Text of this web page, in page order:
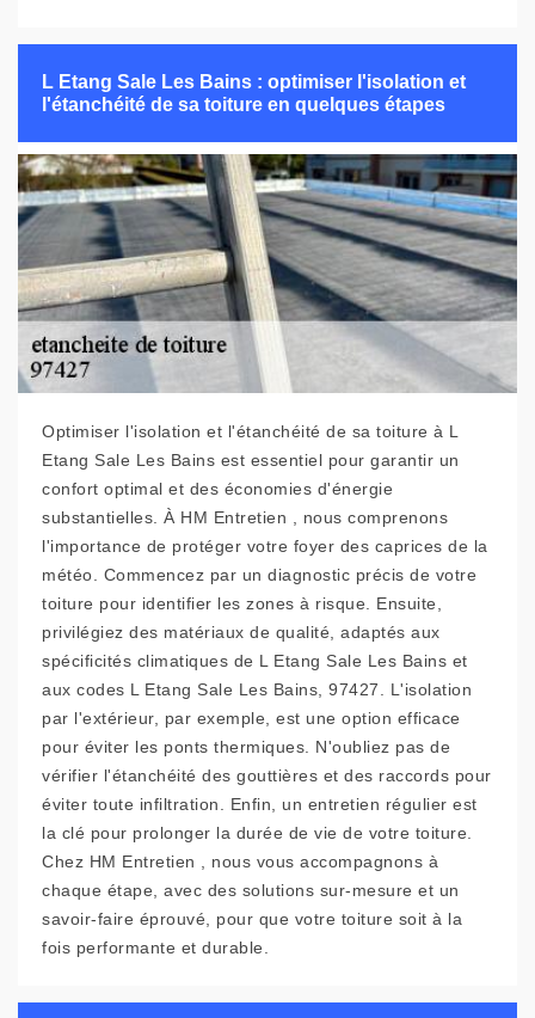
L Etang Sale Les Bains : optimiser l'isolation et
l'étanchéité de sa toiture en quelques étapes
Optimiser l'isolation et l'étanchéité de sa toiture à L
Etang Sale Les Bains est essentiel pour garantir un
confort optimal et des économies d'énergie
substantielles. À HM Entretien , nous comprenons
l'importance de protéger votre foyer des caprices de la
météo. Commencez par un diagnostic précis de votre
toiture pour identifier les zones à risque. Ensuite,
privilégiez des matériaux de qualité, adaptés aux
spécificités climatiques de L Etang Sale Les Bains et
aux codes L Etang Sale Les Bains, 97427. L'isolation
par l'extérieur, par exemple, est une option efficace
pour éviter les ponts thermiques. N'oubliez pas de
vérifier l'étanchéité des gouttières et des raccords pour
éviter toute infiltration. Enfin, un entretien régulier est
la clé pour prolonger la durée de vie de votre toiture.
Chez HM Entretien , nous vous accompagnons à
chaque étape, avec des solutions sur-mesure et un
savoir-faire éprouvé, pour que votre toiture soit à la
fois performante et durable.